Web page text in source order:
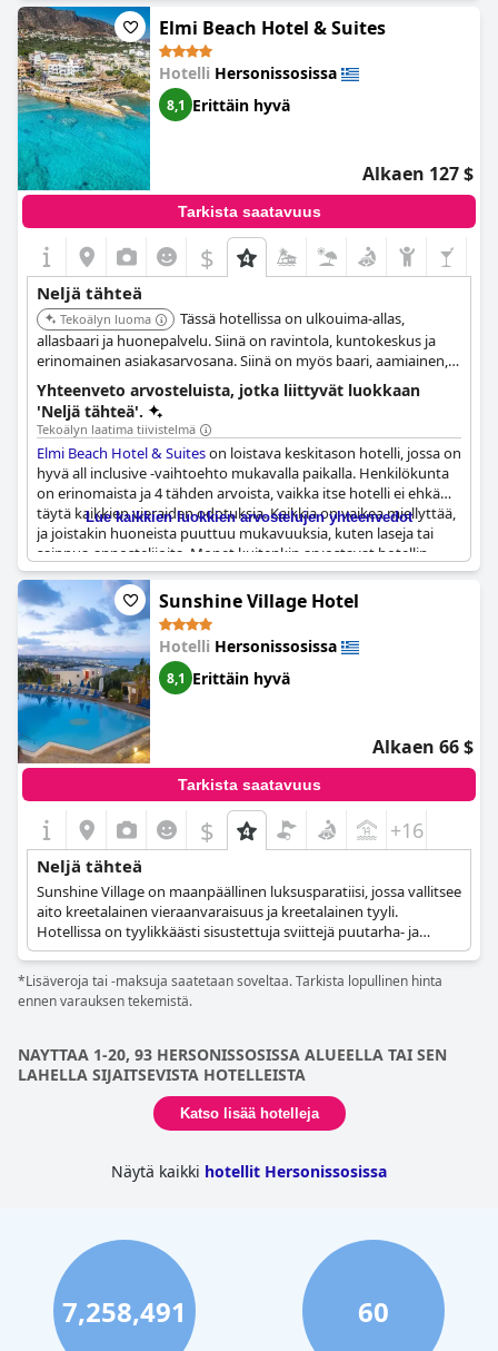
Elmi Beach Hotel & Suites
Hotelli Hersonissosissa
8,1 Erittäin hyvä
Alkaen 127 $
Tarkista saatavuus
$
Neljä tähteä
Tekoälyn luoma
Tässä hotellissa on ulkouima-allas,
allasbaari ja huonepalvelu. Siinä on ravintola, kuntokeskus ja
erinomainen asiakasarvosana. Siinä on myös baari, aamiainen,
huoneita, joissa on keittokomero, lastenhoito ja pesulapalvelut.
Yhteenveto arvosteluista, jotka liittyvät luokkaan
'Neljä tähteä'.
Tekoälyn laatima tiivistelmä
Elmi Beach Hotel & Suiteson loistava keskitason hotelli, jossa on
hyvä all inclusive -vaihtoehto mukavalla paikalla. Henkilökunta
on erinomaista ja 4 tähden arvoista, vaikka itse hotelli ei ehkä
täytä kaikkien vieraiden odotuksia. Kaikkia on vaikea miellyttää,
ja joistakin huoneista puuttuu mukavuuksia, kuten laseja tai
saippua-annostelijoita. Monet kuitenkin arvostavat hotellin
laatua, ja se on hyvä vastine rahalle. Jotkut vieraat eivät pitäneet
sitä todellisena 4 tähden hotellina, mutta kaiken kaikkiaan se
tarjoaa hyvän kokemuksen niille, jotka etsivät mukavaa
oleskelua.
Lue kaikkien luokkien arvostelujen yhteenvedot
Sunshine Village Hotel
Hotelli Hersonissosissa
8,1 Erittäin hyvä
Alkaen 66 $
Tarkista saatavuus
$ +16
Neljä tähteä
Sunshine Village on maanpäällinen luksusparatiisi, jossa vallitsee
aito kreetalainen vieraanvaraisuus ja kreetalainen tyyli.
Hotellissa on tyylikkäästi sisustettuja sviittejä puutarha- ja
merinäköalalla, ravintoloita, upeita uima-altaita, kuntosali ja
urheilutiloja sekä täysin virkistävä kylpylä, jossa voit rentoutua
ja elää vertaansa vailla olevaa ylellisyyttä.
*Lisäveroja tai -maksuja saatetaan soveltaa. Tarkista lopullinen hinta
ennen varauksen tekemistä.
NAYTTAA 1-20, 93 HERSONISSOSISSA ALUEELLA TAI SEN
LAHELLA SIJAITSEVISTA HOTELLEISTA
Katso lisää hotelleja
Näytä kaikki hotellit Hersonissosissa
7,258,491 60